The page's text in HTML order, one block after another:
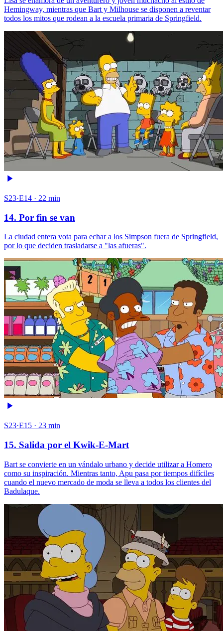
Hemingway, mientras que Bart y Milhouse se disponen a reventar
todos los mitos que rodean a la escuela primaria de Springfield.
S23·E14 · 22 min
14. Por fin se van
La ciudad entera vota para echar a los Simpson fuera de Springfield,
por lo que deciden trasladarse a "las afueras".
S23·E15 · 23 min
15. Salida por el Kwik-E-Mart
Bart se convierte en un vándalo urbano y decide utilizar a Homero
como su inspiración. Mientras tanto, Apu pasa por tiempos difíciles
cuando el nuevo mercado de moda se lleva a todos los clientes del
Badulaque.